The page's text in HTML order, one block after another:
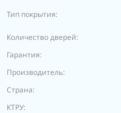
Тип покрытия:
Количество дверей:
Гарантия:
Производитель:
Страна:
КТРУ: